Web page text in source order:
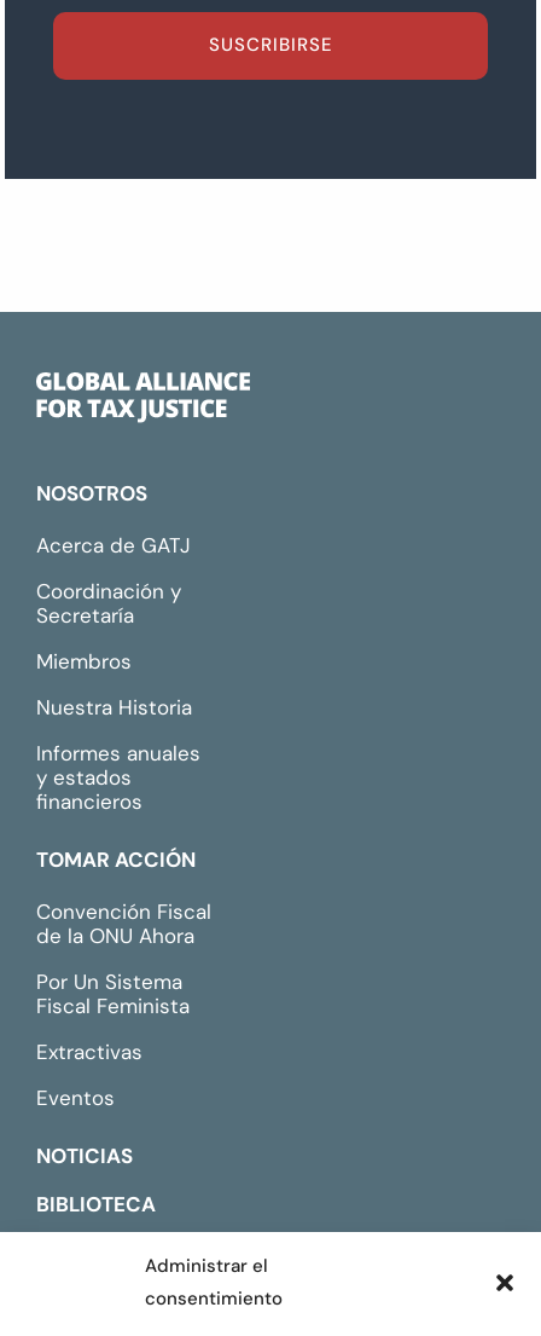
Administrar el
consentimiento
SUSCRIBIRSE
NOSOTROS
Acerca de GATJ
Coordinación y
Secretaría
Miembros
Nuestra Historia
Informes anuales
y estados
financieros
TOMAR ACCIÓN
Convención Fiscal
de la ONU Ahora
Por Un Sistema
Fiscal Feminista
Extractivas
Eventos
NOTICIAS
BIBLIOTECA